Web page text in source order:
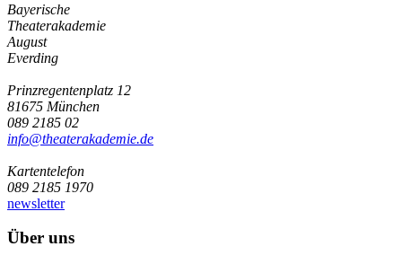
Bayerische
Theaterakademie
August
Everding
Prinzregentenplatz 12
81675 München
089 2185 02
info@­theaterakademie.de
Kartentelefon
089 2185 1970
newsletter
Über uns